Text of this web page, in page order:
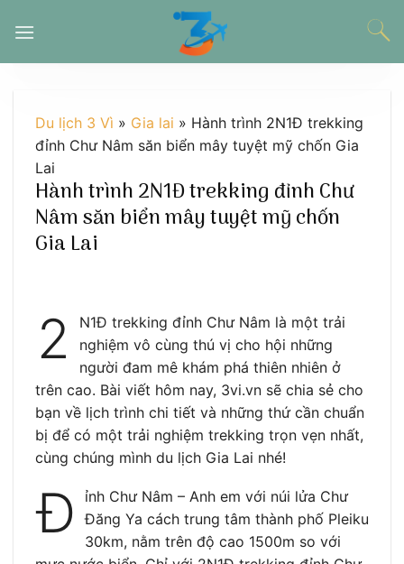
đến
Du lịch 3 Vì » Gia lai » Hành trình 2N1Đ trekking
đỉnh Chư Nâm săn biển mây tuyệt mỹ chốn Gia
Lai
Hành trình 2N1Đ trekking đỉnh Chư
Nâm săn biển mây tuyệt mỹ chốn
Gia Lai
2
N1Đ trekking đỉnh Chư Nâm là một trải
nghiệm vô cùng thú vị cho hội những
người đam mê khám phá thiên nhiên ở
trên cao. Bài viết hôm nay, 3vi.vn sẽ chia sẻ cho
bạn về lịch trình chi tiết và những thứ cần chuẩn
bị để có một trải nghiệm trekking trọn vẹn nhất,
cùng chúng mình du lịch Gia Lai nhé!
Đ
ỉnh Chư Nâm – Anh em với núi lửa Chư
Đăng Ya cách trung tâm thành phố Pleiku
30km, nằm trên độ cao 1500m so với